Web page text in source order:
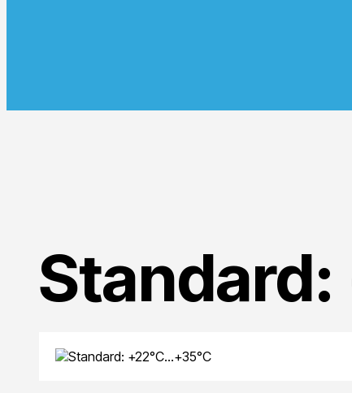
Standard: